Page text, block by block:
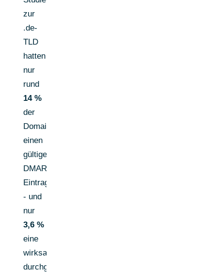
zur
.de-
TLD
hatten
nur
rund
14 %
der
Domains
einen
gültigen
DMARC-
Eintrag
- und
nur
3,6 %
eine
wirksam
durchgesetzte